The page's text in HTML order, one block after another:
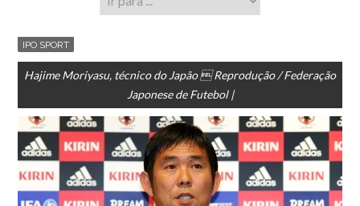
IPO SPORT
Hajime Moriyasu, técnico do Japão  Reprodução / Federação
Japonese de Futebol |